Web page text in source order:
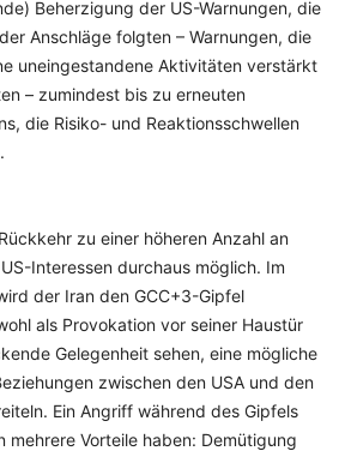
Beherzigung der US-Warnungen, die
Anschläge folgten – Warnungen, die
uneingestandene Aktivitäten verstärkt
– zumindest bis zu erneuten
die Risiko- und Reaktionsschwellen
zu einer höheren Anzahl an
Interessen durchaus möglich. Im
der Iran den GCC+3-Gipfel
als Provokation vor seiner Haustür
Gelegenheit sehen, eine mögliche
zwischen den USA und den
Ein Angriff während des Gipfels
mehrere Vorteile haben: Demütigung